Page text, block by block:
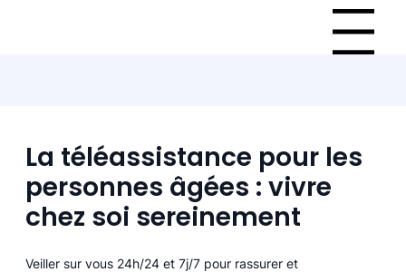
Menu
La téléassistance pour les
personnes âgées : vivre
chez soi sereinement
Veiller sur vous 24h/24 et 7j/7 pour rassurer et